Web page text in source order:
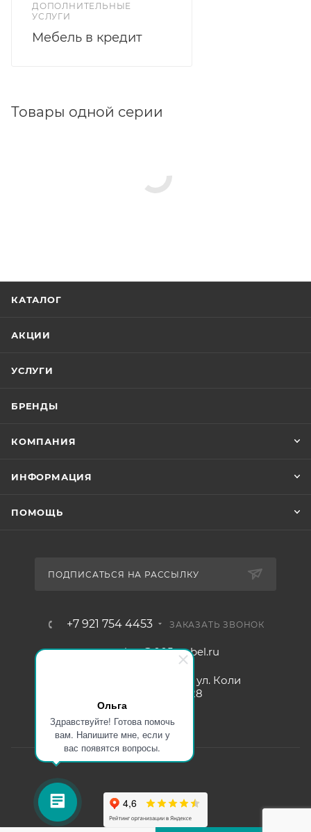
Ольга
Здравствуйте! Готова помочь
вам. Напишите мне, если у
вас появятся вопросы.
ДОПОЛНИТЕЛЬНЫЕ
УСЛУГИ
Мебель в кредит
Товары одной серии
КАТАЛОГ
АКЦИИ
УСЛУГИ
БРЕНДЫ
КОМПАНИЯ
ИНФОРМАЦИЯ
ПОМОЩЬ
ПОДПИСАТЬСЯ НА РАССЫЛКУ
+7 921 754 4453 ЗАКАЗАТЬ ЗВОНОК
zakaz@005mebel.ru
г. Санкт-Петербург, ул. Коли
Томчака д. 28